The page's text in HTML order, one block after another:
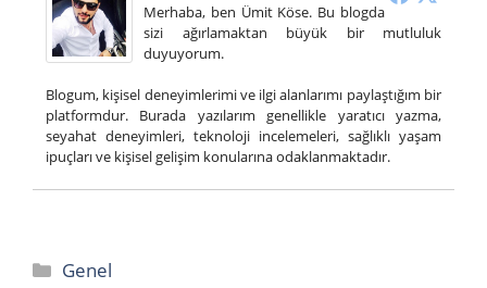
Merhaba, ben Ümit Köse. Bu blogda
sizi ağırlamaktan büyük bir mutluluk
duyuyorum.
Blogum, kişisel deneyimlerimi ve ilgi alanlarımı paylaştığım bir
platformdur. Burada yazılarım genellikle yaratıcı yazma,
seyahat deneyimleri, teknoloji incelemeleri, sağlıklı yaşam
ipuçları ve kişisel gelişim konularına odaklanmaktadır.
Kategoriler
Genel